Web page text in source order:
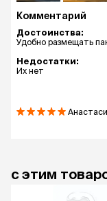
Комментарий
Достоинства:
Удобно размещать
Недостатки:
Их нет
с этим